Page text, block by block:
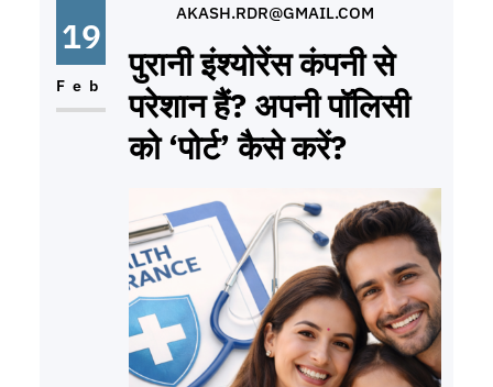
19
Feb
AKASH.RDR@GMAIL.COM
पुरानी इंश्योरेंस कंपनी से
परेशान हैं? अपनी पॉलिसी
को ‘पोर्ट’ कैसे करें?